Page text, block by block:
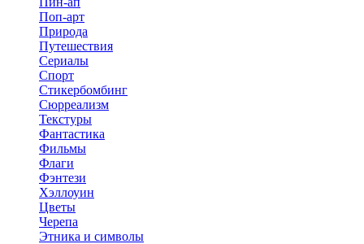
Поп-арт
Природа
Путешествия
Сериалы
Спорт
Стикербомбинг
Сюрреализм
Текстуры
Фантастика
Фильмы
Флаги
Фэнтези
Хэллоуин
Цветы
Черепа
Этника и символы